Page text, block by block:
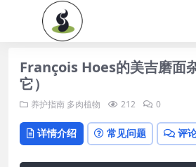
François Hoes的美吉磨面
它）
养护指南 多肉植物 212 0
详情介绍 常见问题 评